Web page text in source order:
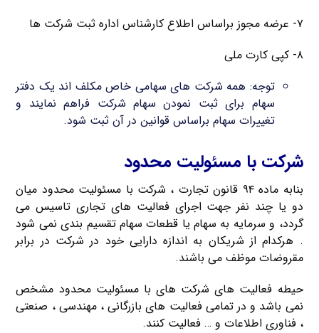
۷- عرضه مجوز براساس اطلاع کارشناس اداره ثبت شرکت ها
۸- کپی کارت ملی
توجه: همه شرکت های سهامی خاص مکلف اند یک دفتر
سهام برای ثبت نمودن سهام شرکت فراهم نمایند و
تغییرات سهام براساس قوانین در آن ثبت شود.
شرکت با مسئولیت محدود
بنابه ماده ۹۴ قانون تجارت ، شرکت با مسئولیت محدود میان
دو یا چند نفر جهت اجرای فعالیت های تجاری تاسیس می
گردد، و سرمایه به سهام یا قطعات سهام تقسیم بندی نمی شود
. هرکدام از شریکان به اندازه دارایی خود در شرکت در برابر
مقروضات موظف می باشند.
حیطه فعالیت های شرکت های با مسئولیت محدود مشخص
نمی باشد و در تمامی فعالیت های بازرگانی ، مهندسی ، صنعتی
، فناوری اطلاعات و … فعالیت کنند.